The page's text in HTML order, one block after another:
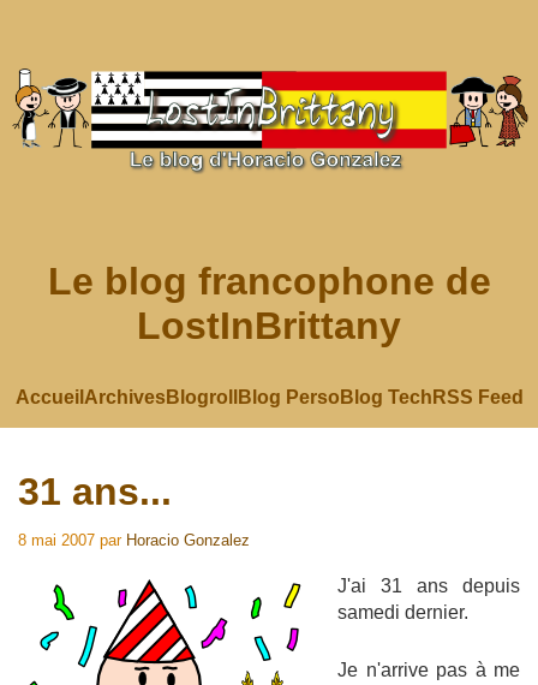
Le blog francophone de
LostInBrittany
Accueil ArchivesBlogroll Blog Perso Blog Tech RSS Feed
31 ans...
8 mai 2007 par Horacio Gonzalez
J'ai 31 ans depuis
samedi dernier.
Je n'arrive pas à me